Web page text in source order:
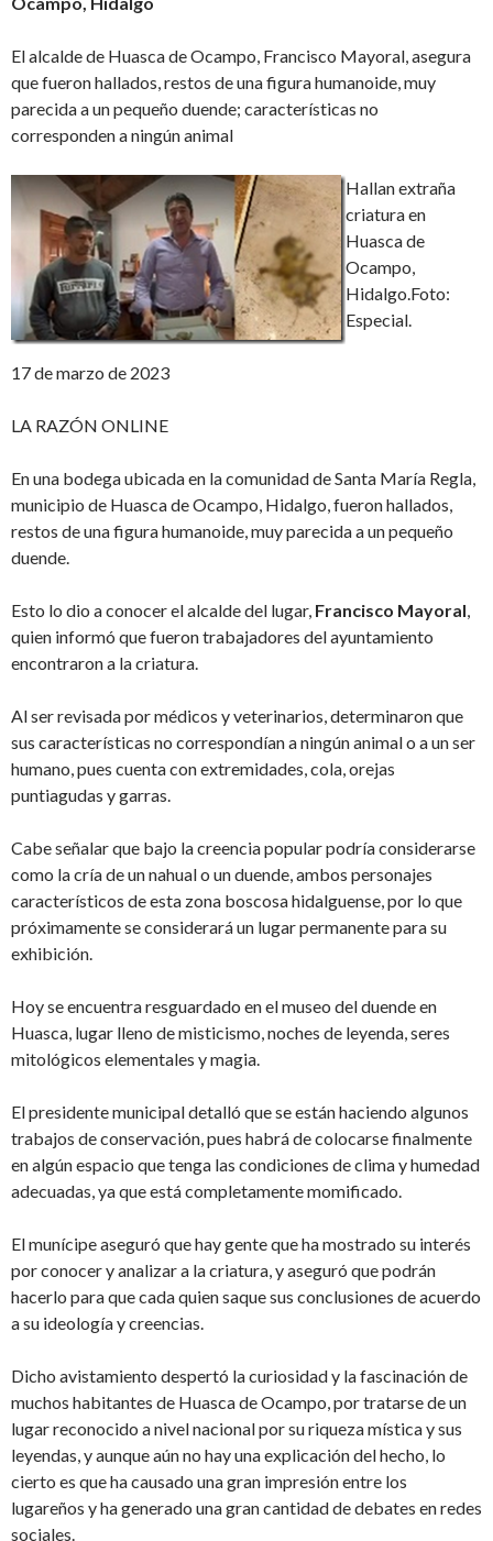
El alcalde de Huasca de Ocampo, Francisco Mayoral, asegura
que fueron hallados, restos de una figura humanoide, muy
parecida a un pequeño duende; características no
corresponden a ningún animal
Hallan extraña
criatura en
Huasca de
Ocampo,
Hidalgo.Foto:
Especial.
17 de marzo de 2023
LA RAZÓN ONLINE
En una bodega ubicada en la comunidad de Santa María Regla,
municipio de Huasca de Ocampo, Hidalgo, fueron hallados,
restos de una figura humanoide, muy parecida a un pequeño
duende.
Esto lo dio a conocer el alcalde del lugar, Francisco Mayoral,
quien informó que fueron trabajadores del ayuntamiento
encontraron a la criatura.
Al ser revisada por médicos y veterinarios, determinaron que
sus características no correspondían a ningún animal o a un ser
humano, pues cuenta con extremidades, cola, orejas
puntiagudas y garras.
Cabe señalar que bajo la creencia popular podría considerarse
como la cría de un nahual o un duende, ambos personajes
característicos de esta zona boscosa hidalguense, por lo que
próximamente se considerará un lugar permanente para su
exhibición.
Hoy se encuentra resguardado en el museo del duende en
Huasca, lugar lleno de misticismo, noches de leyenda, seres
mitológicos elementales y magia.
El presidente municipal detalló que se están haciendo algunos
trabajos de conservación, pues habrá de colocarse finalmente
en algún espacio que tenga las condiciones de clima y humedad
adecuadas, ya que está completamente momificado.
El munícipe aseguró que hay gente que ha mostrado su interés
por conocer y analizar a la criatura, y aseguró que podrán
hacerlo para que cada quien saque sus conclusiones de acuerdo
a su ideología y creencias.
Dicho avistamiento despertó la curiosidad y la fascinación de
muchos habitantes de Huasca de Ocampo, por tratarse de un
lugar reconocido a nivel nacional por su riqueza mística y sus
leyendas, y aunque aún no hay una explicación del hecho, lo
cierto es que ha causado una gran impresión entre los
lugareños y ha generado una gran cantidad de debates en redes
sociales.